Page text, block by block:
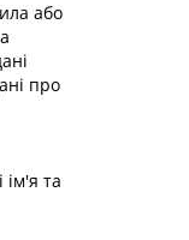
або
про
ім'я та